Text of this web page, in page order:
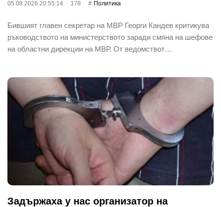
05.08.2026 20:55:14 178 Политика
Бившият главен секретар на МВР Георги Кандев критикува
ръководството на министерството заради смяна на шефове
на областни дирекции на МВР. От ведомствот…
Задържаха у нас организатор на